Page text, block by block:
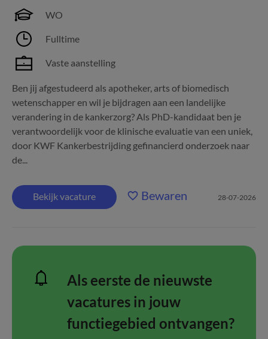
WO
Fulltime
Vaste aanstelling
Ben jij afgestudeerd als apotheker, arts of biomedisch
wetenschapper en wil je bijdragen aan een landelijke
verandering in de kankerzorg? Als PhD-kandidaat ben je
verantwoordelijk voor de klinische evaluatie van een uniek,
door KWF Kankerbestrijding gefinancierd onderzoek naar
de...
Bekijk vacature Bewaren 28-07-2026
Als eerste de nieuwste
vacatures in jouw
functiegebied ontvangen?